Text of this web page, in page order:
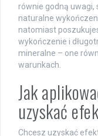
równie godną uwagi,
naturalne
natomiast
wykończenie i
mineralne – one
warunkach.
Jak
uzyskać
Chcesz uzyskać